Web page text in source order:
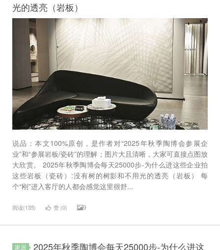
光的透亮（岩板）
说品：本文100%原创，是作者对“2025年秋季陶博会参展企
业”和“参展岩板/瓷砖”的理解；图片大且清晰，大家可直接点图放
大欣赏。 2025年秋季陶博会每天25000步-为什么进这些企业拍
这些岩板（瓷砖）:没有树的树影和不用光的透亮（岩板） 每
个“刚”进入客厅的人都会感觉这里很舒...
阅读(135) 赞 (0) 9
家居
2025年秋季陶博会每天25000步-为什么进这